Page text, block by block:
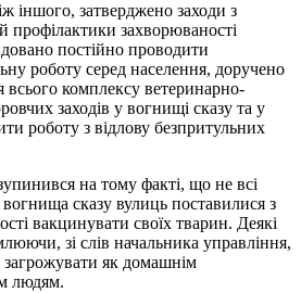
іншого, затверджено заходи з
профілактики захворюваності
постійно проводити
роботу серед населення, доручено
всього комплексу ветеринарно-
заходів у вогнищі сказу та у
роботу з відлову безпритульних
на тому факті, що не всі
сказу вулиць поставилися з
вакцинувати своїх тварин. Деякі
зі слів начальника управління,
як домашнім
людям.